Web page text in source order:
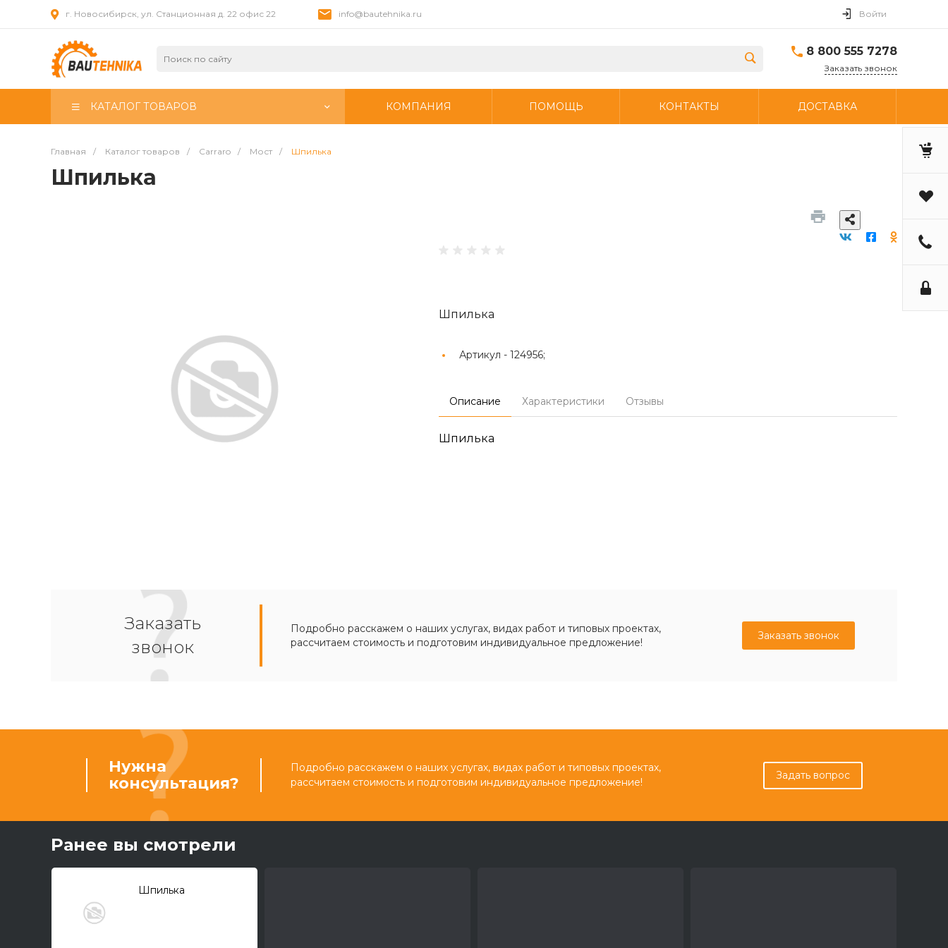
г. Новосибирск, ул. Станционная д. 22 офис 22 info@bautehnika.ru Войти
8 800 555 7278
Заказать звонок
КАТАЛОГ ТОВАРОВ КОМПАНИЯ ПОМОЩЬ КОНТАКТЫ ДОСТАВКА
Главная / Каталог товаров / Carraro / Мост / Шпилька
Шпилька
Шпилька
Артикул - 124956;
Описание Характеристики Отзывы
Шпилька
Заказать
звонок
Подробно расскажем о наших услугах, видах работ и типовых проектах,
рассчитаем стоимость и подготовим индивидуальное предложение!
Заказать звонок
Нужна
консультация?
Подробно расскажем о наших услугах, видах работ и типовых проектах,
рассчитаем стоимость и подготовим индивидуальное предложение!
Задать вопрос
Ранее вы смотрели
Шпилька